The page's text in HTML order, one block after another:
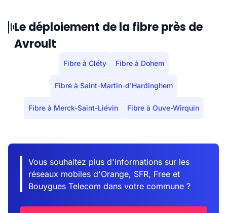
Le déploiement de la fibre près de
Avroult
Fibre à Cléty Fibre à Dohem
Fibre à Saint-Martin-d'Hardinghem
Fibre à Merck-Saint-Liévin Fibre à Ouve-Wirquin
Vous souhaitez plus d'informations sur les
réseaux mobiles d'Orange, SFR, Free et
Bouygues Telecom dans votre commune ?